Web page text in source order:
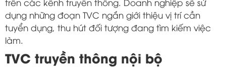
dụng những đoạn TVC ngắn giới thiệu vị trí cần
tuyển dụng, thu hút đối tượng đang tìm kiếm việc
làm.
TVC truyền thông nội bộ